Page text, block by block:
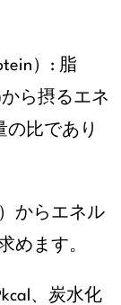
）: 脂
ら摂るエネ
の比であり
からエネル
めます。
、炭水化